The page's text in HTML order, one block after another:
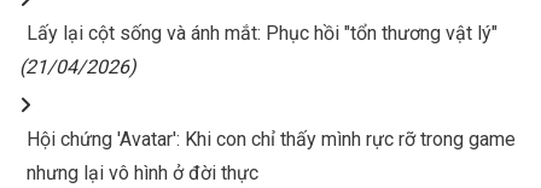
Lấy lại cột sống và ánh mắt: Phục hồi "tổn thương vật lý"
(21/04/2026)
Hội chứng 'Avatar': Khi con chỉ thấy mình rực rỡ trong game
nhưng lại vô hình ở đời thực